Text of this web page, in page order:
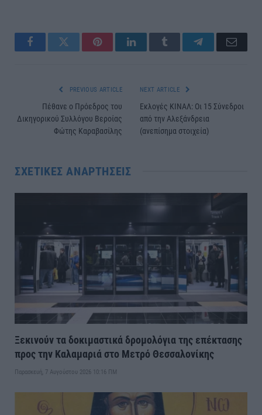
FacebookTwitter PinterestLinkedInTumblr TelegramEmail
PREVIOUS ARTICLE
Πέθανε ο Πρόεδρος του
Δικηγορικού Συλλόγου Βεροίας
Φώτης Καραβασίλης
NEXT ARTICLE
Εκλογές ΚΙΝΑΛ: Οι 15 Σύνεδροι
από την Αλεξάνδρεια
(ανεπίσημα στοιχεία)
ΣΧΕΤΙΚΈΣ ΑΝΑΡΤΉΣΕΙΣ
Ξεκινούν τα δοκιμαστικά δρομολόγια της επέκτασης
προς την Καλαμαριά στο Μετρό Θεσσαλονίκης
Παρασκευή, 7 Αυγούστου 2026 10:16 ΠΜ